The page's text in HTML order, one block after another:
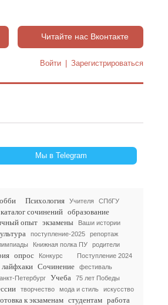
Читайте нас Вконтакте
Войти Зарегистрироваться
Мы в Telegram
Психология Учителя СПбГУ
каталог сочинений образование
опыт экзамены Ваши истории
поступление-2025
репортаж
Книжная полка ПУ родители
опрос Конкурс Поступление 2024
лайфхаки Сочинение
фестиваль
Петербург
Учеба 75 лет Победы
творчество мода и стиль искусство
к экзаменам студентам работа